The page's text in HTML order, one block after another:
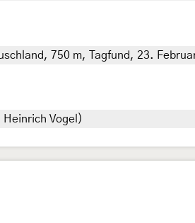
750 m, Tagfund, 23.
Vogel)